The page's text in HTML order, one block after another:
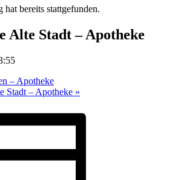
hat bereits stattgefunden.
Alte Stadt – Apotheke
– Apotheke
Stadt – Apotheke »